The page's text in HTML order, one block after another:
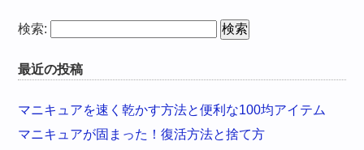
検索:
最近の投稿
マニキュアを速く乾かす方法と便利な100均アイテム
マニキュアが固まった！復活方法と捨て方